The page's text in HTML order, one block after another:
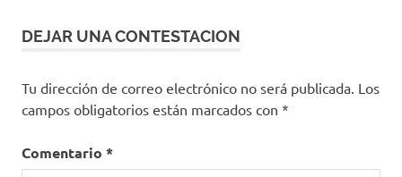
DEJAR UNA CONTESTACION
Tu dirección de correo electrónico no será publicada. Los
campos obligatorios están marcados con *
Comentario *